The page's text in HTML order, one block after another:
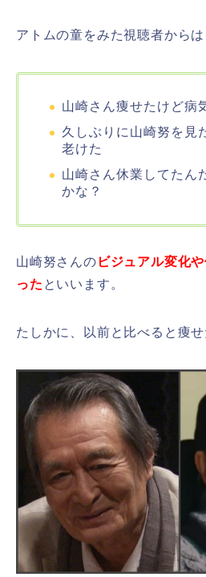
アトムの童をみた視聴者からは
山崎さん痩せたけど病
久しぶりに山崎努を見
老けた
山崎さん休業してたん
かな？
山崎努さんの ビジュアル変化
った といいます。
たしかに、以前と比べると痩せ